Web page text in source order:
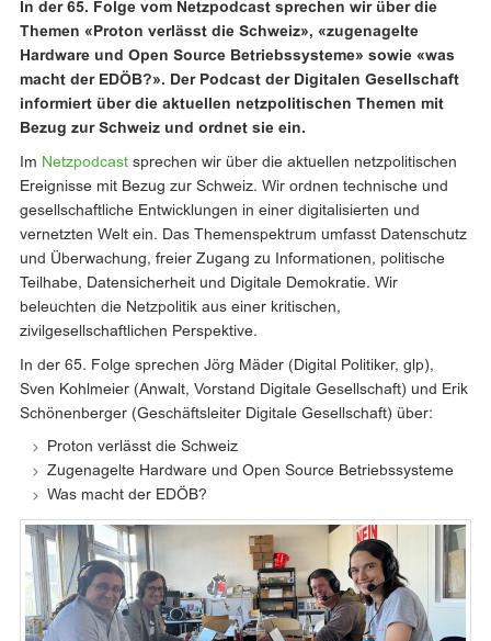
In der 65. Folge vom Netzpodcast sprechen wir über die
Themen «Proton verlässt die Schweiz», «zugenagelte
Hardware und Open Source Betriebssysteme» sowie «was
macht der EDÖB?». Der Podcast der Digitalen Gesellschaft
informiert über die aktuellen netzpolitischen Themen mit
Bezug zur Schweiz und ordnet sie ein.
Im Netzpodcast sprechen wir über die aktuellen netzpolitischen
Ereignisse mit Bezug zur Schweiz. Wir ordnen technische und
gesellschaftliche Entwicklungen in einer digitalisierten und
vernetzten Welt ein. Das Themenspektrum umfasst Datenschutz
und Überwachung, freier Zugang zu Informationen, politische
Teilhabe, Datensicherheit und Digitale Demokratie. Wir
beleuchten die Netzpolitik aus einer kritischen,
zivilgesellschaftlichen Perspektive.
In der 65. Folge sprechen Jörg Mäder (Digital Politiker, glp),
Sven Kohlmeier (Anwalt, Vorstand Digitale Gesellschaft) und Erik
Schönenberger (Geschäftsleiter Digitale Gesellschaft) über:
Proton verlässt die Schweiz
Zugenagelte Hardware und Open Source Betriebssysteme
Was macht der EDÖB?